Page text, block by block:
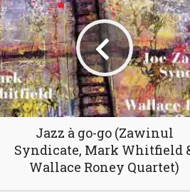
Jazz à go-go (Zawinul
Syndicate, Mark Whitfield
Wallace Roney Quartet)